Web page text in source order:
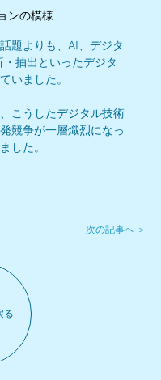
次の記事へ ＞
ンの模様
題よりも、AI、デジタ
抽出といったデジタ
いました。
こうしたデジタル技術
競争が一層熾烈になっ
した。
る